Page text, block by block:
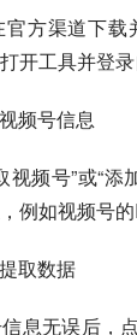
方渠道下载
开工具并登录
频号信息
视频号”或“
例如视频号的
取数据
息无误后，